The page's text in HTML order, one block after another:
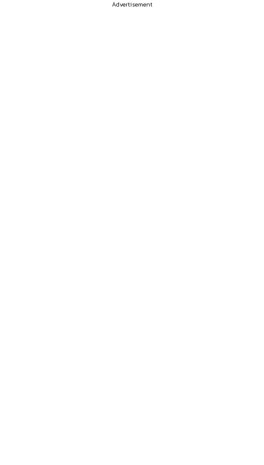
Advertisement